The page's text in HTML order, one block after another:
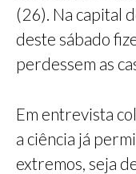
(26). Na capital
deste sábado
perdessem as
Em entrevista
a ciência já
extremos, seja